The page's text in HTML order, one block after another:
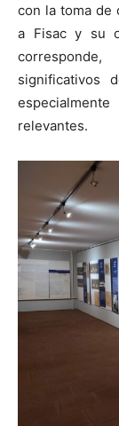
con la toma de
a Fisac y su
significativos
relevantes.